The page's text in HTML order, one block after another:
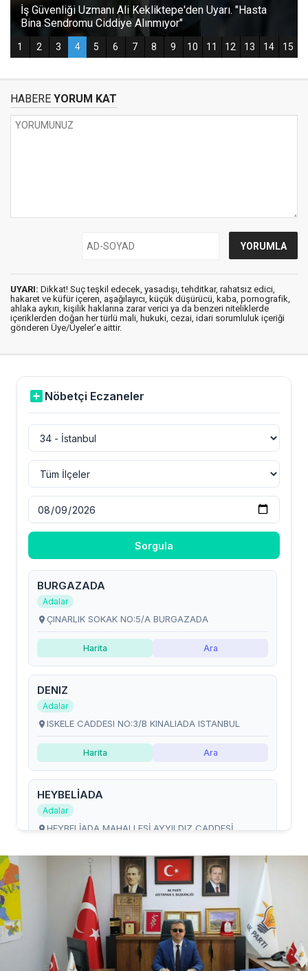
HABERE YORUM KAT
UYARI: Dikkat! Suç teşkil edecek, yasadışı, tehditkar, rahatsız edici,
hakaret ve küfür içeren, aşağılayıcı, küçük düşürücü, kaba, pornografik,
ahlaka aykırı, kişilik haklarına zarar verici ya da benzeri niteliklerde
içeriklerden doğan her türlü mali, hukuki, cezai, idari sorumluluk içeriği
gönderen Üye/Üyeler’e aittir.